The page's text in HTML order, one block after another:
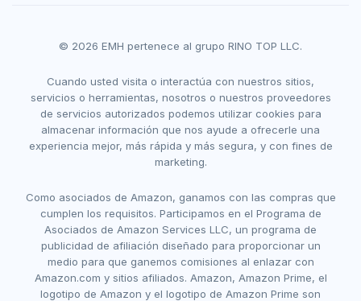
© 2026 EMH pertenece al grupo RINO TOP LLC.
Cuando usted visita o interactúa con nuestros sitios,
servicios o herramientas, nosotros o nuestros proveedores
de servicios autorizados podemos utilizar cookies para
almacenar información que nos ayude a ofrecerle una
experiencia mejor, más rápida y más segura, y con fines de
marketing.
Como asociados de Amazon, ganamos con las compras que
cumplen los requisitos. Participamos en el Programa de
Asociados de Amazon Services LLC, un programa de
publicidad de afiliación diseñado para proporcionar un
medio para que ganemos comisiones al enlazar con
Amazon.com y sitios afiliados. Amazon, Amazon Prime, el
logotipo de Amazon y el logotipo de Amazon Prime son